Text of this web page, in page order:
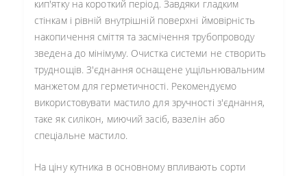
кип'ятку на короткий період. Завдяки гладким
стінкам і рівній внутрішній поверхні ймовірність
накопичення сміття та засмічення трубопроводу
зведена до мінімуму. Очистка системи не створить
труднощів. З'єднання оснащене ущільнювальним
манжетом для герметичності. Рекомендуємо
використовувати мастило для зручності з'єднання,
таке як силікон, миючий засіб, вазелін або
спеціальне мастило.
На ціну кутника в основному впливають сорти